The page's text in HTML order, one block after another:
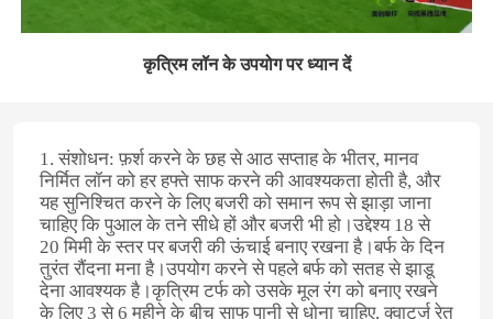
कृत्रिम लॉन के उपयोग पर ध्यान दें
1. संशोधन: फ़र्श करने के छह से आठ सप्ताह के भीतर, मानव
निर्मित लॉन को हर हफ्ते साफ करने की आवश्यकता होती है, और
यह सुनिश्चित करने के लिए बजरी को समान रूप से झाड़ा जाना
चाहिए कि पुआल के तने सीधे हों और बजरी भी हो।उद्देश्य 18 से
20 मिमी के स्तर पर बजरी की ऊंचाई बनाए रखना है।बर्फ के दिन
तुरंत रौंदना मना है।उपयोग करने से पहले बर्फ को सतह से झाडू
देना आवश्यक है।कृत्रिम टर्फ को उसके मूल रंग को बनाए रखने
के लिए 3 से 6 महीने के बीच साफ पानी से धोना चाहिए, क्वार्ट्ज रेत